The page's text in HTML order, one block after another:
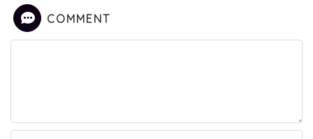
COMMENT